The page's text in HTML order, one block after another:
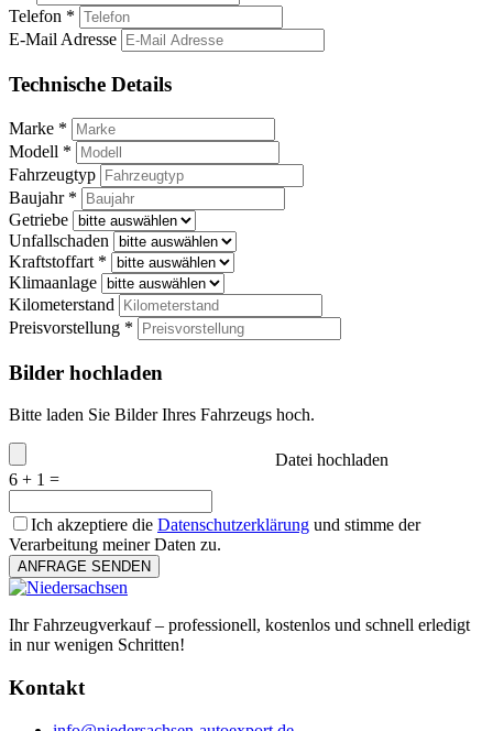
Telefon *
E-Mail Adresse
Technische Details
Marke *
Modell *
Fahrzeugtyp
Baujahr *
Getriebe
Unfallschaden
Kraftstoffart *
Klimaanlage
Kilometerstand
Preisvorstellung *
Bilder hochladen
Bitte laden Sie Bilder Ihres Fahrzeugs hoch.
Datei hochladen
6 + 1 =
Ich akzeptiere die Datenschutzerklärung und stimme der
Verarbeitung meiner Daten zu.
ANFRAGE SENDEN
Ihr Fahrzeugverkauf – professionell, kostenlos und schnell erledigt
in nur wenigen Schritten!
Kontakt